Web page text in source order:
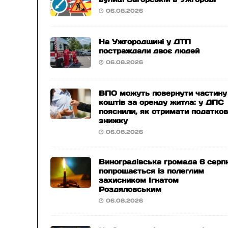
06.08.2026
На Ужгородщині у ДТП
постраждали двоє людей
06.08.2026
ВПО можуть повернути частину
коштів за оренду житла: у ДПС
пояснили, як отримати
знижку
06.08.2026
Виноградівська громада 6
попрощається із полеглим
захисником Ігнатом
Роздяловським
06.08.2026